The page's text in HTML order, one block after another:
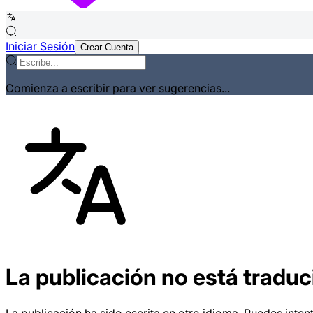
Iniciar Sesión Crear Cuenta
Comienza a escribir para ver sugerencias...
La publicación no está